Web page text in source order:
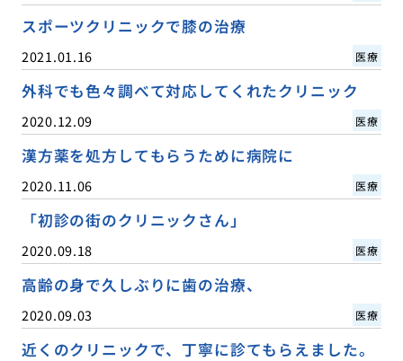
スポーツクリニックで膝の治療
2021.01.16 医療
外科でも色々調べて対応してくれたクリニック
2020.12.09 医療
漢方薬を処方してもらうために病院に
2020.11.06 医療
「初診の街のクリニックさん」
2020.09.18 医療
高齢の身で久しぶりに歯の治療、
2020.09.03 医療
近くのクリニックで、丁寧に診てもらえました。